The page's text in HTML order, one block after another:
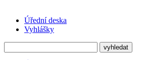
Úřední deska
Vyhlášky